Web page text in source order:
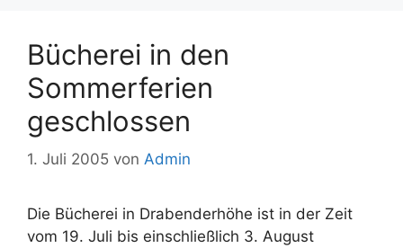
Bücherei in den
Sommerferien
geschlossen
1. Juli 2005 von Admin
Die Bücherei in Drabenderhöhe ist in der Zeit
vom 19. Juli bis einschließlich 3. August